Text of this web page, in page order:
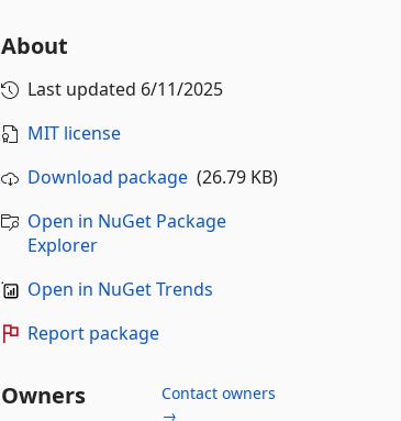
About
Last updated 6/11/2025
MIT license
Download package(26.79 KB)
Open in NuGet Package
Explorer
Open in NuGet Trends
Report package
Owners
Contact owners
→